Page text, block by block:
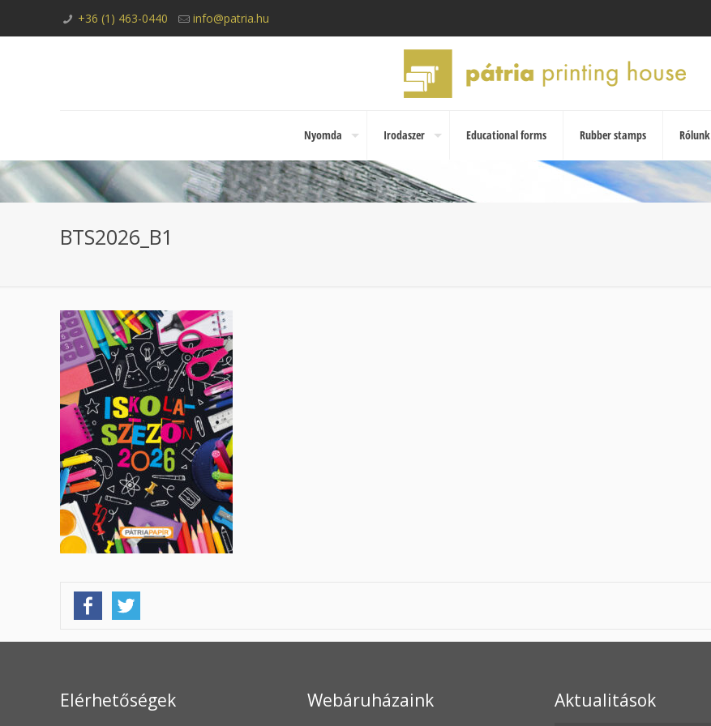
+36 (1) 463-0440 info@patria.hu
Nyomda Irodaszer Educational forms Rubber stamps Rólunk
BTS2026_B1
Elérhetőségek Webáruházaink Aktualitások